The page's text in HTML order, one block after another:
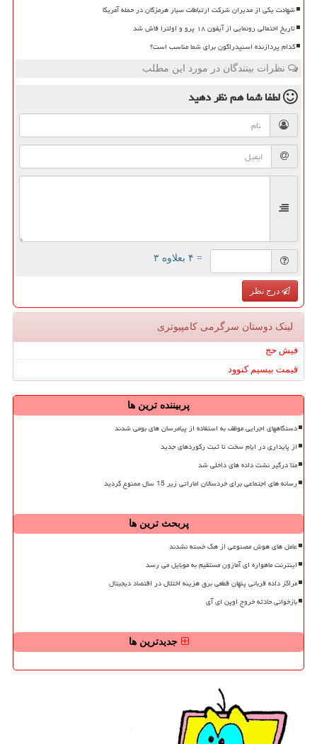
شهادت یکی از مدیران شرکت ارتباطات سیار هرمزگان در حمله آمریکا
تاریخ احتمالی رونمایی از آیفون ۱۸ پرو و اولترا فاش شد
کدام پردازنده اسنپدراگون برای شما مناسب است؟
نظرات بینندگان در مورد این مطلب
لطفا شما همنظر دهید
= ۴ بعلاوه ۳
درج نظر
لینک دوستان سرگرمی كامپیوتری
فیش حج
قیمت بیسیم کنوود
پربیننده ترین ها
دستگاههای اجرایی موظف به استفاده از پیامرسان های بومی شدند
از پایداری در ایام سخت تا ثبت رکوردهای جدید
متا درگیر نشت داده های داخلی شد
رسانه های اجتماعی برای خردسالان اماراتی زیر 15 سال ممنوع گردید
پربحث ترین ها
عامل های هوش مصنوعی از هک خسته نشدند
اینترنت ماهواره ای آمازون مستقیم به موبایل می رسد
مراکز داده قربانی پنهان قطعی برق هزینه اختلال در اقتصاد دیجیتال
بازخوانی حادثه خروج اوپن ای آی
جدیدترین ها